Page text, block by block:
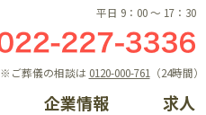
平日 9：00 〜 17：30
※ご葬儀の相談は 0120-000-761 （24時間）
企業情報 求人